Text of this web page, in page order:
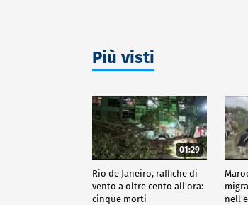
Più visti
01:29
Rio de Janeiro, raffiche di
vento a oltre cento all'ora:
cinque morti